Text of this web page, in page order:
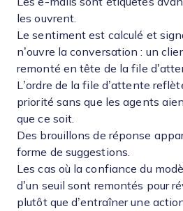
les ouvrent.
Le sentiment est calculé et
n’ouvre la conversation : un
remonté en tête de la file
L’ordre de la file d’attente
priorité sans que les agents
que ce soit.
Des brouillons de réponse
forme de suggestions.
Les cas où la confiance du
d’un seuil sont remontés pour
plutôt que d’entraîner une